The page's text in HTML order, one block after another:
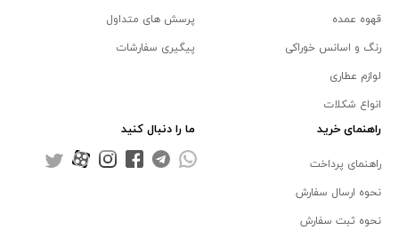
قهوه عمده
رنگ و اسانس خوراکی
لوازم عطاری
انواع شکلات
پرسش های متداول
پیگیری سفارشات
راهنمای خرید
راهنمای پرداخت
نحوه ارسال سفارش
نحوه ثبت سفارش
ما را دنبال کنید